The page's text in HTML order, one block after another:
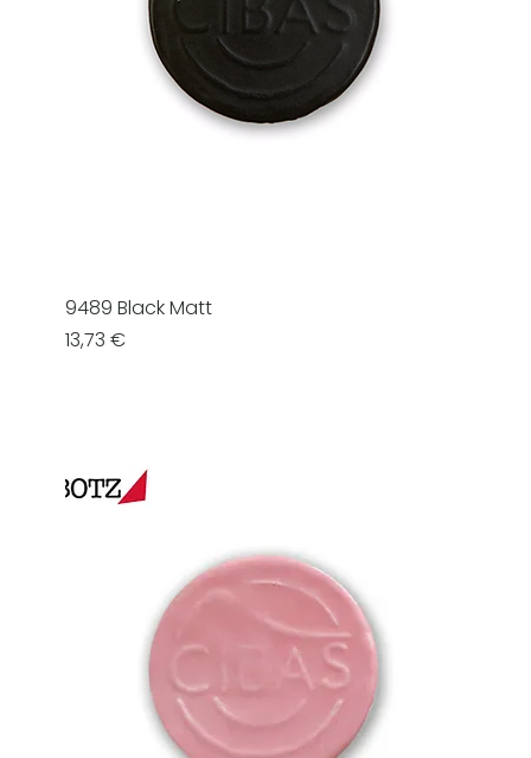
9489 Black Matt
Prezzo
13,73 €